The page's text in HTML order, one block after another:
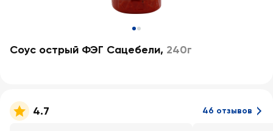
Соус острый ФЭГ Сацебели, 240г
4.7 46 отзывов